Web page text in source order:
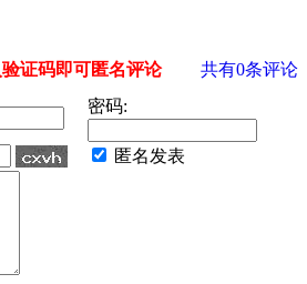
证码即可匿名评论 共有0条评论
密码:
匿名发表